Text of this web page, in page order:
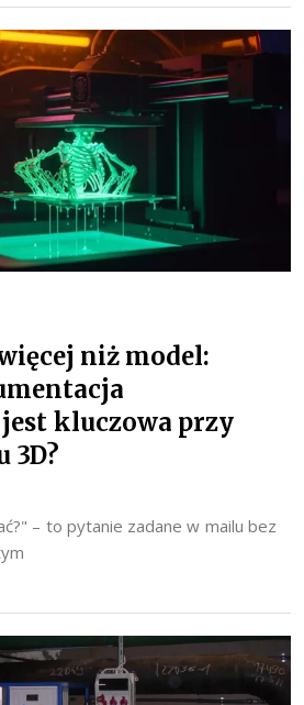
niż model:
kluczowa przy
3D?
– to pytanie zadane w mailu bez